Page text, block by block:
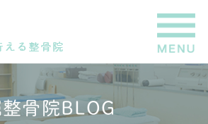
整骨院BLOG